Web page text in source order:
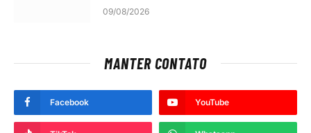
09/08/2026
MANTER CONTATO
Facebook YouTube